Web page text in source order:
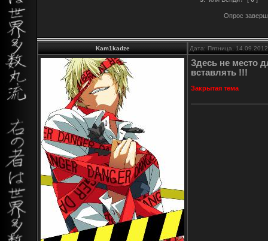
Опрос
Kam1kadze Дата: Пятница,
Здесь не место
вставлять !!!
Закрытая тема